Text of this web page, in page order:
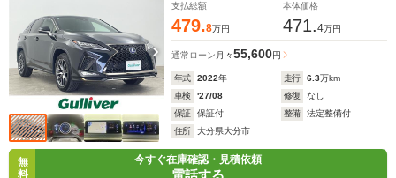
支払総額
479.8万円
本体価格
471.4万円
通常ローン 月々55,600円
年式 2022年 走行 6.3万km
車検
'27/08 修復
なし
保証
保証付 整備
法定整備付
住所
大分県大分市
無
料
今すぐ在庫確認・見積依頼